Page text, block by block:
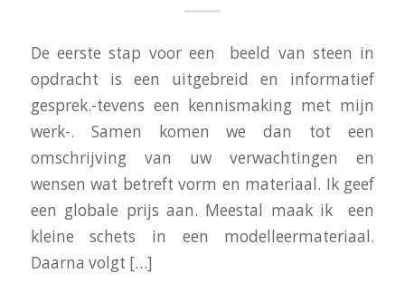
De eerste stap voor een beeld van steen in
opdracht is een uitgebreid en informatief
gesprek.-tevens een kennismaking met mijn
werk-. Samen komen we dan tot een
omschrijving van uw verwachtingen en
wensen wat betreft vorm en materiaal. Ik geef
een globale prijs aan. Meestal maak ik een
kleine schets in een modelleermateriaal.
Daarna volgt […]